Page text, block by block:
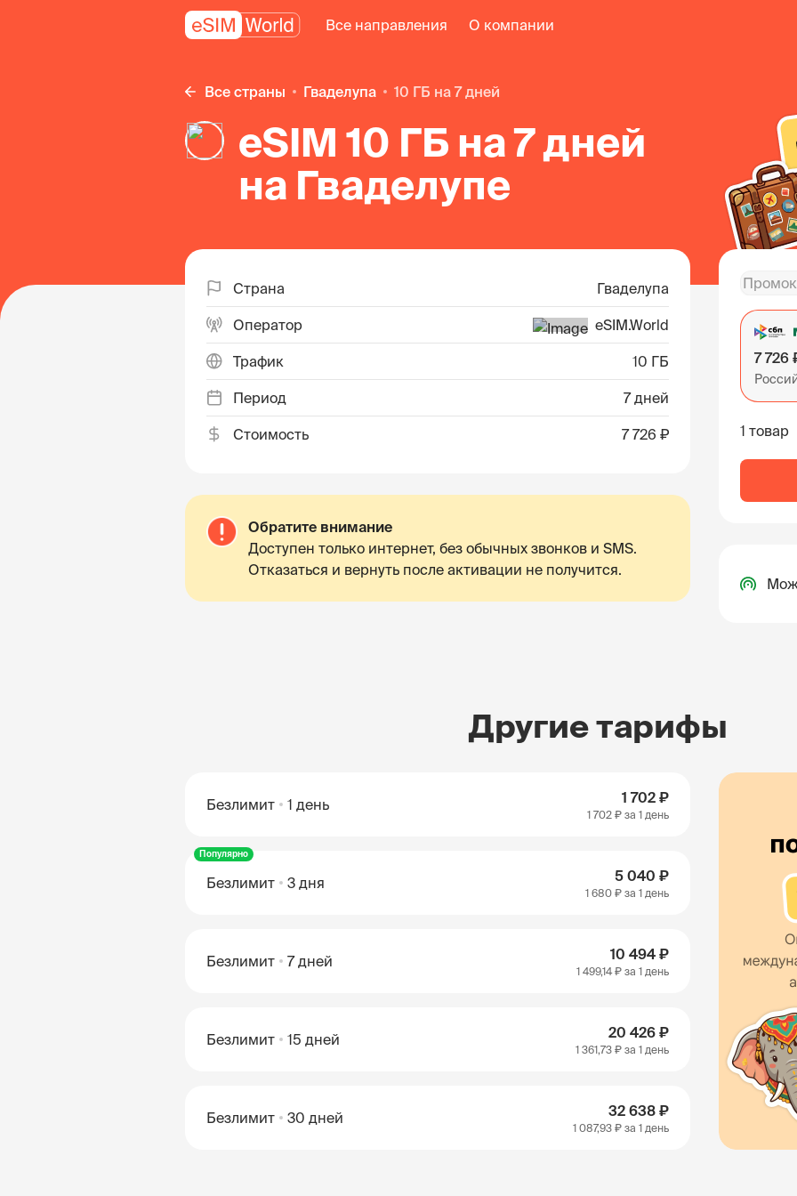
Все направления О компании
Все страны Гваделупа 10 ГБ на 7 дней
eSIM 10 ГБ на 7 дней
на Гваделупе
Страна Гваделупа
Оператор eSIM.World
Трафик 10 ГБ
Период 7 дней
Стоимость 7 726 ₽
Обратите внимание
Доступен только интернет, без обычных звонков и SMS.
Отказаться и вернуть после активации не получится.
7 726
1 товар
Другие тарифы
Безлимит 1 день 1 702 ₽
1 702 ₽ за 1 день
Популярно
Безлимит 3 дня 5 040 ₽
1 680 ₽ за 1 день
Безлимит 7 дней 10 494 ₽
1 499,14 ₽ за 1 день
Безлимит 15 дней 20 426 ₽
1 361,73 ₽ за 1 день
Безлимит 30 дней 32 638 ₽
1 087,93 ₽ за 1 день